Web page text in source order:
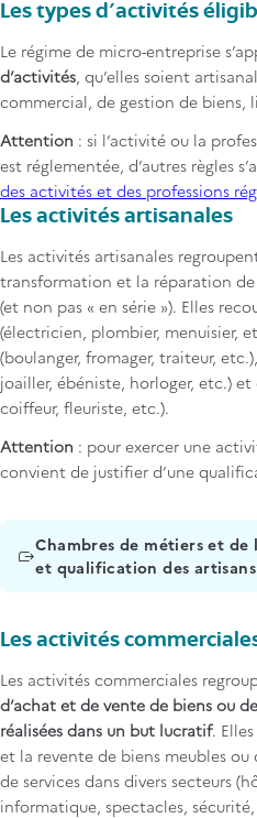
Les types d'activités
Le régime de micro-entreprise
d’activités, qu’elles soient
commercial, de gestion de biens,
Attention : si l’activité ou la
est réglementée, d’autres règles
des activités et des professions
Les activités artisanales
Les activités artisanales
transformation et la réparation
(et non pas « en série »). Elles
(électricien, plombier, menuisier,
(boulanger, fromager, traiteur,
joailler, ébéniste, horloger, etc.) et
coiffeur, fleuriste, etc.).
Attention : pour exercer une
convient de justifier d’une
Titre
Chambres de métiers et de
et qualification des artisans
Les activités
Les activités commerciales
d’achat et de vente de biens ou
réalisées dans un but lucratif.
et la revente de biens meubles
de services dans divers secteurs
informatique, spectacles,